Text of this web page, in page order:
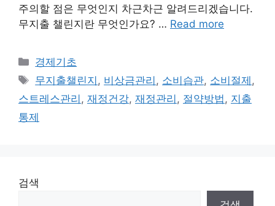
주의할 점은 무엇인지 차근차근 알려드리겠습니다.
무지출 챌린지란 무엇인가요? … Read more
Categories
경제기초
Tags
무지출챌린지 , 비상금관리 , 소비습관, 소비절제 ,
스트레스관리 , 재정건강, 재정관리 , 절약방법 , 지출
통제
검색